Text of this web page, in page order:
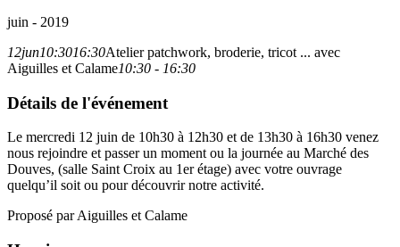
juin - 2019
12jun10:3016:30Atelier patchwork, broderie, tricot ... avec
Aiguilles et Calame10:30 - 16:30
Détails de l'événement
Le mercredi 12 juin de 10h30 à 12h30 et de 13h30 à 16h30 venez
nous rejoindre et passer un moment ou la journée au Marché des
Douves, (salle Saint Croix au 1er étage) avec votre ouvrage
quelqu’il soit ou pour découvrir notre activité.
Proposé par Aiguilles et Calame